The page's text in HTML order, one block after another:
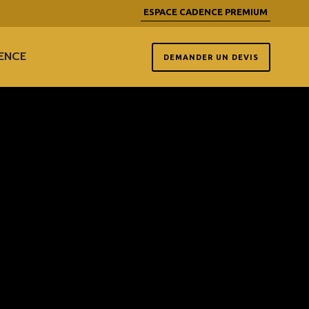
ESPACE CADENCE PREMIUM
DEMANDER UN DEVIS